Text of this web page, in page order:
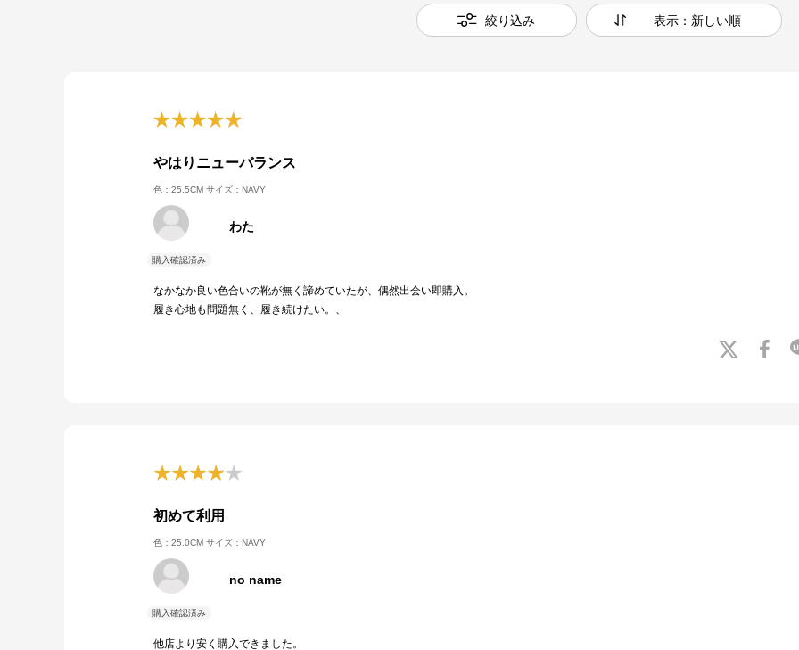
絞り込み 表示：新しい順
やはりニューバランス
色：25.5CM サイズ：NAVY
わた
なかなか良い色合いの靴が無く諦めていたが、偶然出会い即購入。
履き心地も問題無く、履き続けたい。、
初めて利用
色：25.0CM サイズ：NAVY
no name
他店より安く購入できました。